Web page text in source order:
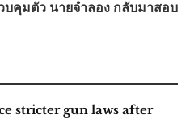
บคุมตัว นายจำลอง กลับมาสอบ
stricter gun laws after